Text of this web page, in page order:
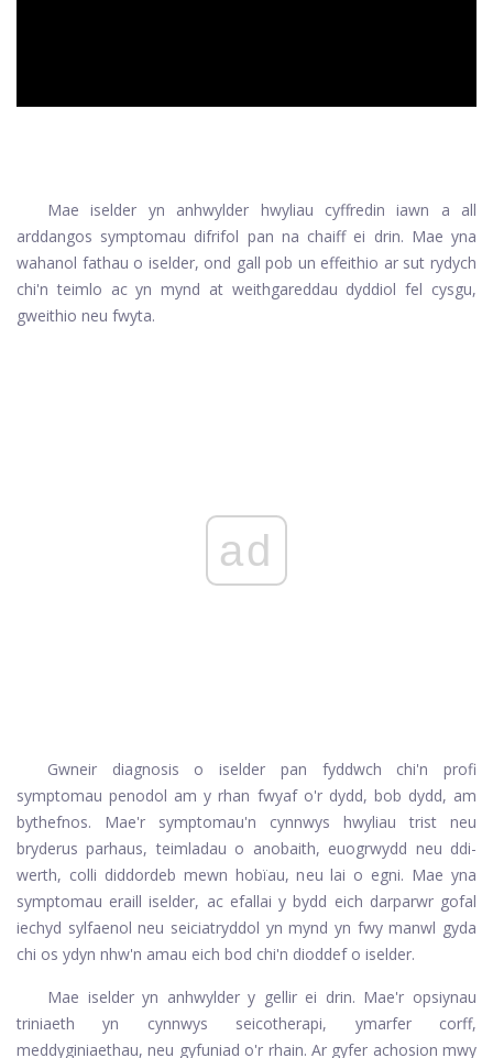
Mae iselder yn anhwylder hwyliau cyffredin iawn a all
arddangos symptomau difrifol pan na chaiff ei drin. Mae yna
wahanol fathau o iselder, ond gall pob un effeithio ar sut rydych
chi'n teimlo ac yn mynd at weithgareddau dyddiol fel cysgu,
gweithio neu fwyta.
ad
Gwneir diagnosis o iselder pan fyddwch chi'n profi
symptomau penodol am y rhan fwyaf o'r dydd, bob dydd, am
bythefnos. Mae'r symptomau'n cynnwys hwyliau trist neu
bryderus parhaus, teimladau o anobaith, euogrwydd neu ddi-
werth, colli diddordeb mewn hobïau, neu lai o egni. Mae yna
symptomau eraill iselder, ac efallai y bydd eich darparwr gofal
iechyd sylfaenol neu seiciatryddol yn mynd yn fwy manwl gyda
chi os ydyn nhw'n amau ​​eich bod chi'n dioddef o iselder.
Mae iselder yn anhwylder y gellir ei drin. Mae'r opsiynau
triniaeth yn cynnwys seicotherapi, ymarfer corff,
meddyginiaethau, neu gyfuniad o'r rhain. Ar gyfer achosion mwy